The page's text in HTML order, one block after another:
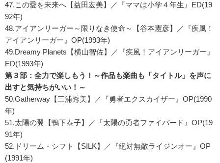
47.この愛を未来へ【益田宏美】／『ママは小学４年生』ED(19
92年)
48.アイアンリーガー～限りなき使命～【谷本憲彦】／『疾風！
アイアンリーガー』OP(1993年)
49.Dreamy Planets【横山智佐】／『疾風！アイアンリーガー』
ED(1993年)
第３部：全力で楽しもう！～作品も楽曲も「タイトル」を声に
出すと気持ちがいい！～
50.Gatherway【三浦秀美】／『勇者エクスカイザー』OP(1990
年)
51.太陽の翼【鴨下泰子】／『太陽の勇者ファイバード』OP(19
91年)
52.ドリーム・シフト【SILK】／『絶対無敵ライジンオー』OP
(1991年)